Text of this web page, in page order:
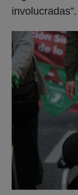
involucradas”.